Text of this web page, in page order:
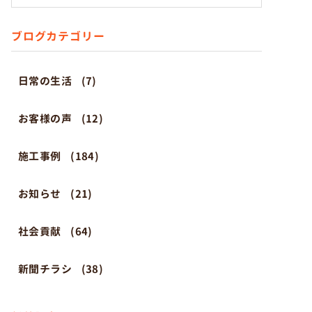
ブログカテゴリー
日常の生活 (7)
お客様の声 (12)
施工事例 (184)
お知らせ (21)
社会貢献 (64)
新聞チラシ (38)